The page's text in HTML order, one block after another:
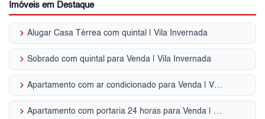
Imóveis em Destaque
keyboard_arrow_right Alugar Casa Térrea com quintal | Vila Invernada
keyboard_arrow_right Sobrado com quintal para Venda | Vila Invernada
keyboard_arrow_right Apartamento com ar condicionado para Venda | Vila Invernada
keyboard_arrow_right Apartamento com portaria 24 horas para Venda | Vila Invernada